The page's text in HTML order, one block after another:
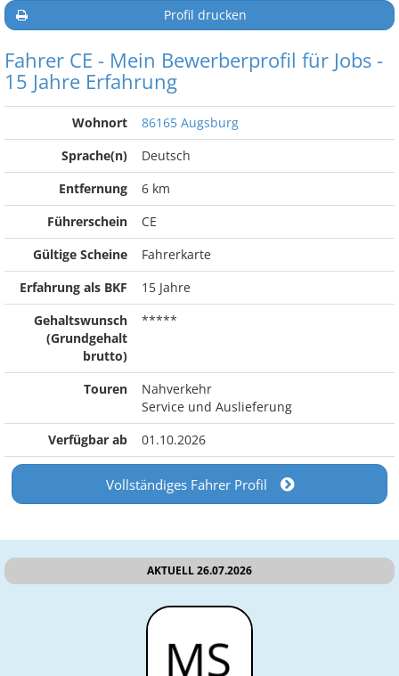
Profil drucken
Fahrer CE - Mein Bewerberprofil für Jobs -
15 Jahre Erfahrung
Wohnort
86165 Augsburg
Sprache(n)
Deutsch
Entfernung
6 km
Führerschein
CE
Gültige Scheine
Fahrerkarte
Erfahrung als BKF
15 Jahre
Gehaltswunsch
(Grundgehalt
brutto)
*****
Touren
Nahverkehr
Service und Auslieferung
Verfügbar ab
01.10.2026
Vollständiges Fahrer Profil
AKTUELL 26.07.2026